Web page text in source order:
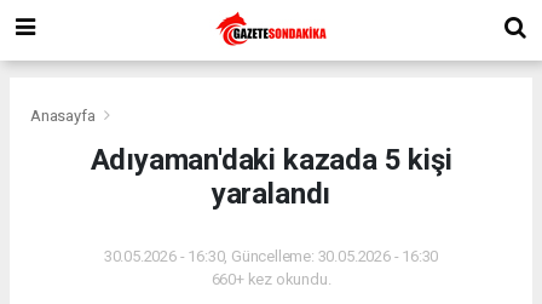
Anasayfa
Adıyaman'daki kazada 5 kişi
yaralandı
30.05.2026 - 16:30, Güncelleme: 30.05.2026 - 16:30
660+ kez okundu.